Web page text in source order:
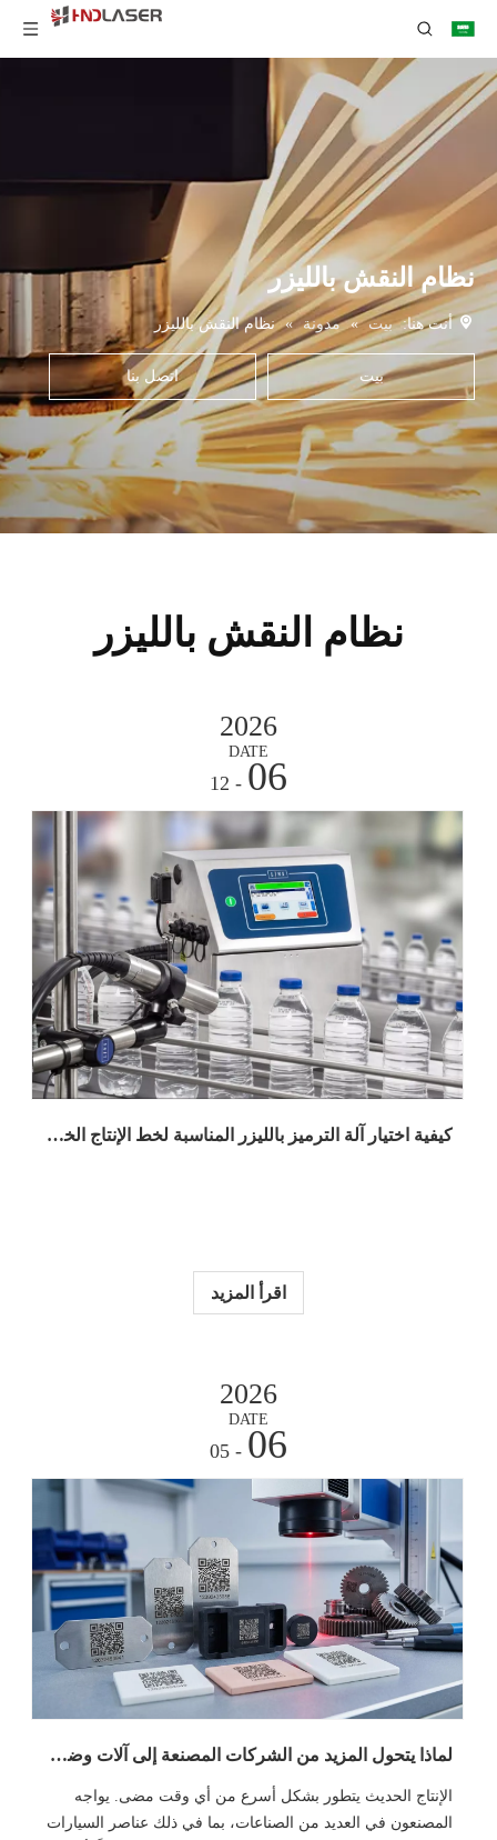
نظام النقش بالليزر
أنت هنا: بيت » مدونة » نظام النقش بالليزر
بيت اتصل بنا
نظام النقش بالليزر
2026
DATE
06
- 12
كيفية اختيار آلة الترميز بالليزر المناسبة لخط الإنتاج الخاص بك: دليل المشتري الكامل لعام 2026
اقرأ المزيد
2026
DATE
06
- 05
لماذا يتحول المزيد من الشركات المصنعة إلى آلات وضع العلامات بالليزر الليفي لترميز خط الإنتاج
الإنتاج الحديث يتطور بشكل أسرع من أي وقت مضى. يواجه
المصنعون في العديد من الصناعات، بما في ذلك عناصر السيارات